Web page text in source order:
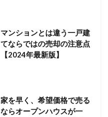
マンションとは違う一戸建
てならではの売却の注意点
【2024年最新版】
家を早く、希望価格で売る
ならオープンハウスが一